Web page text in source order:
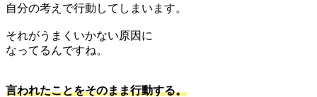
自分の考えで行動してしまいます。
それがうまくいかない原因に
なってるんですね。
言われたことをそのまま行動する。